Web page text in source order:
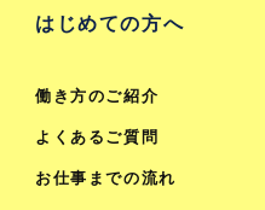
はじめての方へ
働き方のご紹介
よくあるご質問
お仕事までの流れ